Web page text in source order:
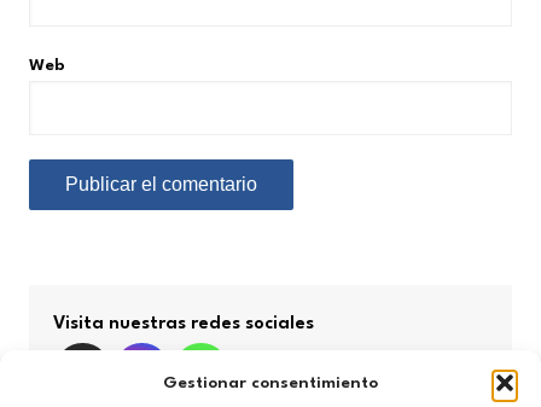
Gestionar consentimiento
Web
Visita nuestras redes sociales